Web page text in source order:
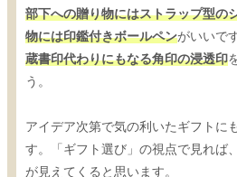
部下への贈り物にはストラップ型の
物には印鑑付きボールペンがいいで
蔵書印代わりにもなる角印の浸透印
う。
アイデア次第で気の利いたギフトに
す。「ギフト選び」の視点で見れば
が見えてくると思います。